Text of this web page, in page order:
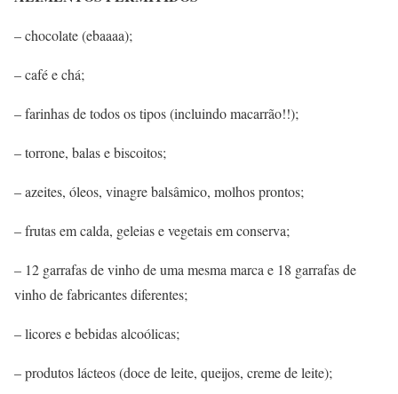
– chocolate (ebaaaa);
– café e chá;
– farinhas de todos os tipos (incluindo macarrão!!);
– torrone, balas e biscoitos;
– azeites, óleos, vinagre balsâmico, molhos prontos;
– frutas em calda, geleias e vegetais em conserva;
– 12 garrafas de vinho de uma mesma marca e 18 garrafas de
vinho de fabricantes diferentes;
– licores e bebidas alcoólicas;
– produtos lácteos (doce de leite, queijos, creme de leite);